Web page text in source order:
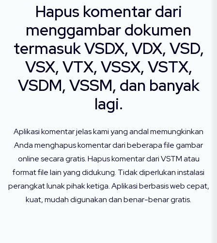
Hapus komentar dari
menggambar dokumen
termasuk VSDX, VDX, VSD,
VSX, VTX, VSSX, VSTX,
VSDM, VSSM, dan banyak
lagi.
Aplikasi komentar jelas kami yang andal memungkinkan
Anda menghapus komentar dari beberapa file gambar
online secara gratis. Hapus komentar dari VSTM atau
format file lain yang didukung. Tidak diperlukan instalasi
perangkat lunak pihak ketiga. Aplikasi berbasis web cepat,
kuat, mudah digunakan dan benar-benar gratis.